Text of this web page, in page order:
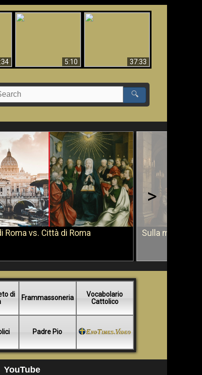
5:10
37:33
🔍
Roma vs. Città di Roma Sulla morte di
>
di
Frammassoneria
Vocabolario
Cattolico
Padre Pio
YouTube